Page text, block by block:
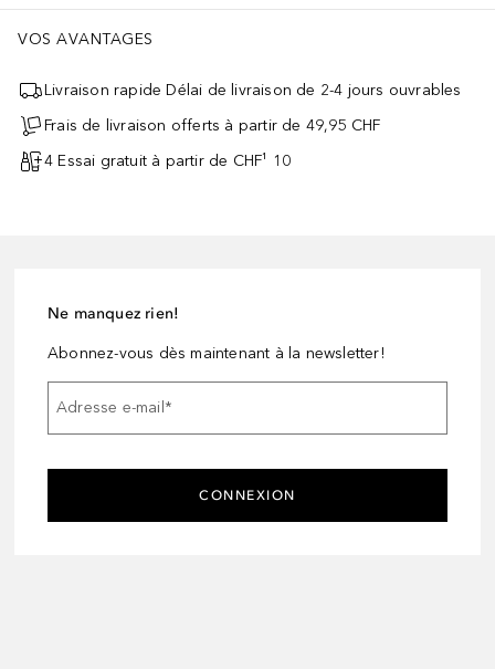
VOS AVANTAGES
Livraison rapide Délai de livraison de 2-4 jours ouvrables
Frais de livraison offerts à partir de 49,95 CHF
4 Essai gratuit à partir de CHF¹ 10
Ne manquez rien!
Abonnez-vous dès maintenant à la newsletter!
Adresse e-mail*
CONNEXION